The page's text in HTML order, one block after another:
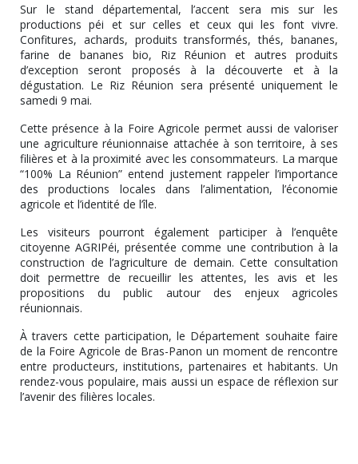
Sur le stand départemental, l’accent sera mis sur les
productions péi et sur celles et ceux qui les font vivre.
Confitures, achards, produits transformés, thés, bananes,
farine de bananes bio, Riz Réunion et autres produits
d’exception seront proposés à la découverte et à la
dégustation. Le Riz Réunion sera présenté uniquement le
samedi 9 mai.
Cette présence à la Foire Agricole permet aussi de valoriser
une agriculture réunionnaise attachée à son territoire, à ses
filières et à la proximité avec les consommateurs. La marque
“100% La Réunion” entend justement rappeler l’importance
des productions locales dans l’alimentation, l’économie
agricole et l’identité de l’île.
Les visiteurs pourront également participer à l’enquête
citoyenne AGRIPéi, présentée comme une contribution à la
construction de l’agriculture de demain. Cette consultation
doit permettre de recueillir les attentes, les avis et les
propositions du public autour des enjeux agricoles
réunionnais.
À travers cette participation, le Département souhaite faire
de la Foire Agricole de Bras-Panon un moment de rencontre
entre producteurs, institutions, partenaires et habitants. Un
rendez-vous populaire, mais aussi un espace de réflexion sur
l’avenir des filières locales.